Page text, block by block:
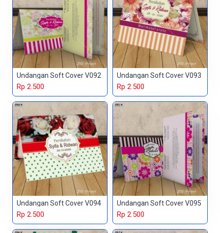
Undangan Soft Cover V092
Rp 2.500
Undangan Soft Cover V093
Rp 2.500
Undangan Soft Cover V094
Rp 2.500
Undangan Soft Cover V095
Rp 2.500